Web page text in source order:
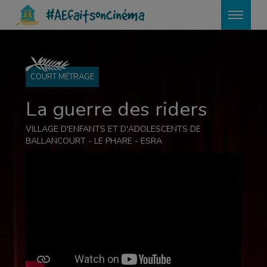
#AEfaitsoncinéma
COURT MÉTRAGE
La guerre des riders
VILLAGE D'ENFANTS ET D'ADOLESCENTS DE
BALLANCOURT - LE PHARE - ESRA